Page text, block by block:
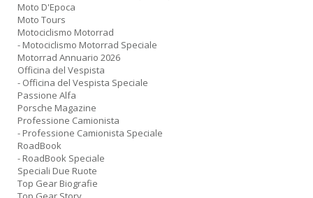
Moto D'Epoca
Moto Tours
Motociclismo Motorrad
- Motociclismo Motorrad Speciale
Motorrad Annuario 2026
Officina del Vespista
- Officina del Vespista Speciale
Passione Alfa
Porsche Magazine
Professione Camionista
- Professione Camionista Speciale
RoadBook
- RoadBook Speciale
Speciali Due Ruote
Top Gear Biografie